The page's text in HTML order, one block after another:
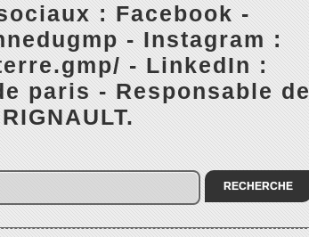
: Facebook -
- Instagram :
- LinkedIn :
paris - Responsable de